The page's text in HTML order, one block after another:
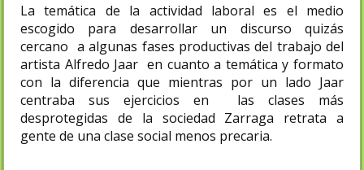
La temática de la actividad laboral es el medio
escogido para desarrollar un discurso quizás
cercano a algunas fases productivas del trabajo del
artista Alfredo Jaar en cuanto a temática y formato
con la diferencia que mientras por un lado Jaar
centraba sus ejercicios en las clases más
desprotegidas de la sociedad Zarraga retrata a
gente de una clase social menos precaria.